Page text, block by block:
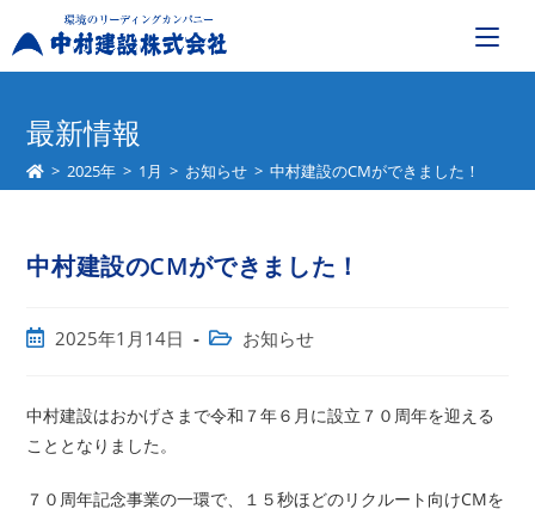
最新情報
> 2025年 > 1月 > お知らせ > 中村建設のCMができました！
中村建設のCMができました！
投
開
日:
2025年1月14日
投
テ
ー:
お知らせ
中村建設はおかげさまで令和７年６月に設立７０周年を迎える
こととなりました。
７０周年記念事業の一環で、１５秒ほどのリクルート向けCMを